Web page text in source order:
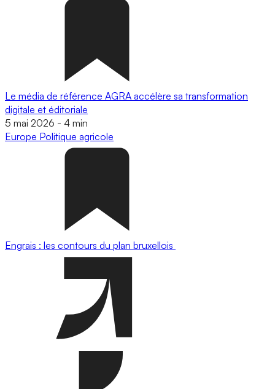
Le média de référence AGRA accélère sa transformation
digitale et éditoriale
5 mai 2026 - 4 min
Europe Politique agricole
Engrais : les contours du plan bruxellois